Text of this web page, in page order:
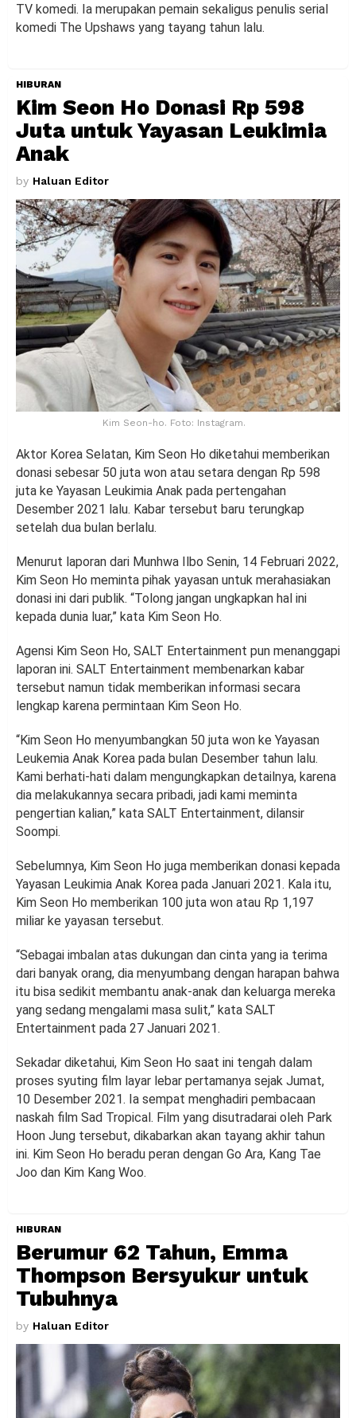
TV komedi. Ia merupakan pemain sekaligus penulis serial
komedi The Upshaws yang tayang tahun lalu.
HIBURAN
Kim Seon Ho Donasi Rp 598
Juta untuk Yayasan Leukimia
Anak
by Haluan Editor
Kim Seon-ho. Foto: Instagram.
Aktor Korea Selatan, Kim Seon Ho diketahui memberikan
donasi sebesar 50 juta won atau setara dengan Rp 598
juta ke Yayasan Leukimia Anak pada pertengahan
Desember 2021 lalu. Kabar tersebut baru terungkap
setelah dua bulan berlalu.
Menurut laporan dari Munhwa Ilbo Senin, 14 Februari 2022,
Kim Seon Ho meminta pihak yayasan untuk merahasiakan
donasi ini dari publik. “Tolong jangan ungkapkan hal ini
kepada dunia luar,” kata Kim Seon Ho.
Agensi Kim Seon Ho, SALT Entertainment pun menanggapi
laporan ini. SALT Entertainment membenarkan kabar
tersebut namun tidak memberikan informasi secara
lengkap karena permintaan Kim Seon Ho.
“Kim Seon Ho menyumbangkan 50 juta won ke Yayasan
Leukemia Anak Korea pada bulan Desember tahun lalu.
Kami berhati-hati dalam mengungkapkan detailnya, karena
dia melakukannya secara pribadi, jadi kami meminta
pengertian kalian,” kata SALT Entertainment, dilansir
Soompi.
Sebelumnya, Kim Seon Ho juga memberikan donasi kepada
Yayasan Leukimia Anak Korea pada Januari 2021. Kala itu,
Kim Seon Ho memberikan 100 juta won atau Rp 1,197
miliar ke yayasan tersebut.
“Sebagai imbalan atas dukungan dan cinta yang ia terima
dari banyak orang, dia menyumbang dengan harapan bahwa
itu bisa sedikit membantu anak-anak dan keluarga mereka
yang sedang mengalami masa sulit,” kata SALT
Entertainment pada 27 Januari 2021.
Sekadar diketahui, Kim Seon Ho saat ini tengah dalam
proses syuting film layar lebar pertamanya sejak Jumat,
10 Desember 2021. Ia sempat menghadiri pembacaan
naskah film Sad Tropical. Film yang disutradarai oleh Park
Hoon Jung tersebut, dikabarkan akan tayang akhir tahun
ini. Kim Seon Ho beradu peran dengan Go Ara, Kang Tae
Joo dan Kim Kang Woo.
HIBURAN
Berumur 62 Tahun, Emma
Thompson Bersyukur untuk
Tubuhnya
by Haluan Editor